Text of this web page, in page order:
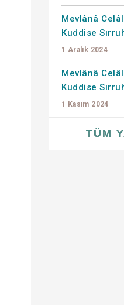
Mevlânâ
Kuddise
1 Aralık 2024
Mevlânâ
Kuddise
1 Kasım 2024
TÜM